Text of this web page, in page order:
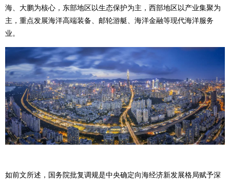
海、大鹏为核心，东部地区以生态保护为主，西部地区以产业集聚为
主，重点发展海洋高端装备、邮轮游艇、海洋金融等现代海洋服务
业。
如前文所述，国务院批复调规是中央确定向海经济新发展格局赋予深